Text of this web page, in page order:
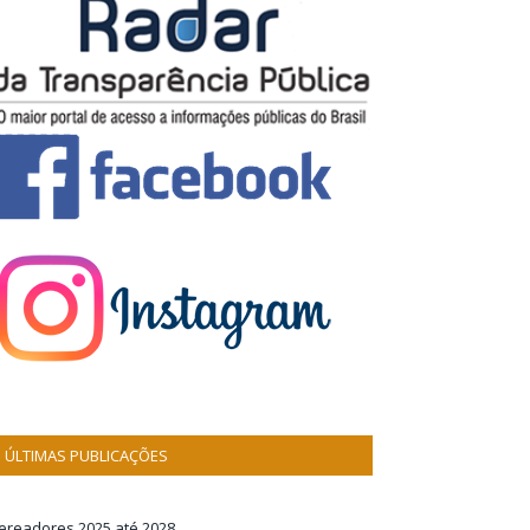
ÚLTIMAS PUBLICAÇÕES